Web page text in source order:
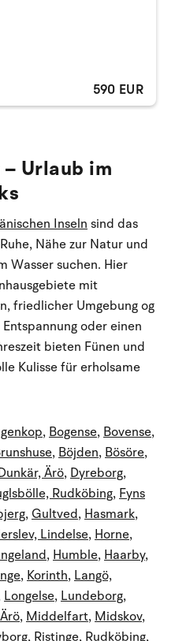
590 EUR
Urlaub im
Inseln sind das
Nähe zur Natur und
Wasser suchen. Hier
mit
friedlicher Umgebung og
oder einen
bieten Fünen und
Kulisse für erholsame
, Bogense, Bovense,
, Böjden, Bösöre,
Ärö, Dyreborg,
Rudköbing, Fyns
, Gultved, Hasmark,
Lindelse, Horne,
, Humble, Haarby,
, Korinth, Langö,
Longelse, Lundeborg,
, Middelfart, Midskov,
, Ristinge, Rudköbing,